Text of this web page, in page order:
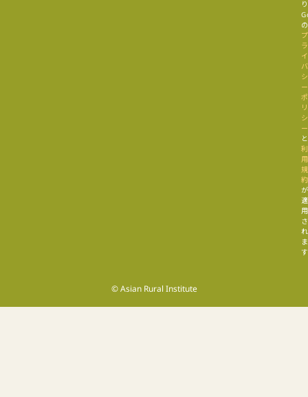
の
プ
ラ
イ
バ
シ
ー
ポ
リ
シ
ー
と
利
用
規
約
が
適
用
さ
れ
ま
© Asian Rural Institute